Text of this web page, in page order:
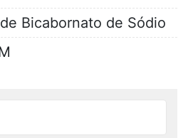
de Bicabornato de Sódio